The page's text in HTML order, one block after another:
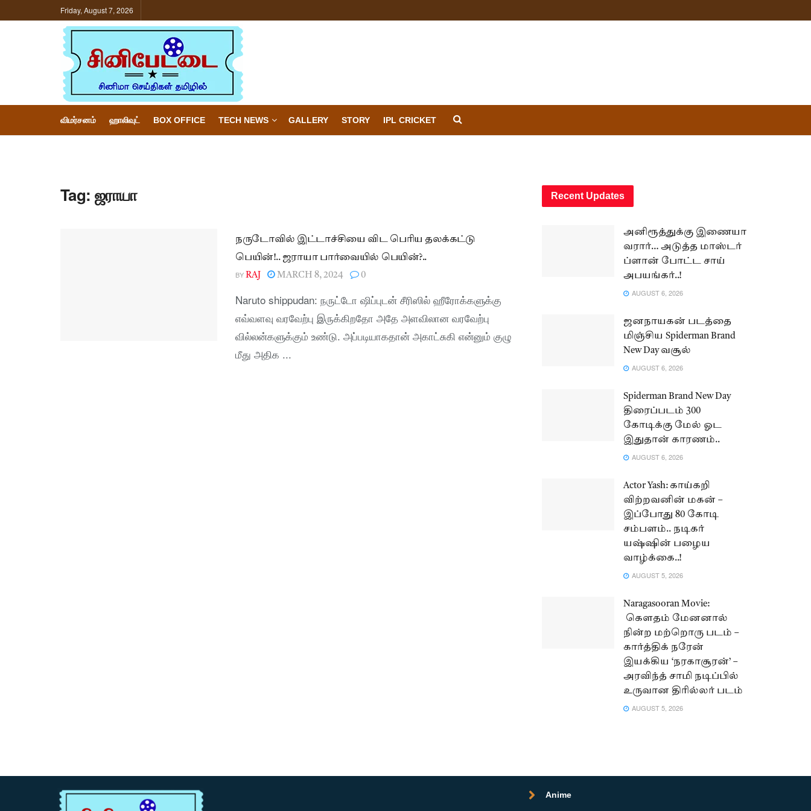
Friday, August 7, 2026
விமர்சனம் ஹாலிவுட் BOX OFFICE TECH NEWS GALLERY STORY IPL CRICKET
Tag:ஜராயா
நருடோவில் இட்டாச்சியை விட பெரிய தலக்கட்டு
பெயின்!.. ஜராயா பார்வையில் பெயின்?..
BY RAJ MARCH 8, 2024 0
Naruto shippudan: நருட்டோ ஷிப்புடன் சீரிஸில் ஹீரோக்களுக்கு
எவ்வளவு வரவேற்பு இருக்கிறதோ அதே அளவிலான வரவேற்பு
வில்லன்களுக்கும் உண்டு. அப்படியாகதான் அகாட்சுகி என்னும் குழு
மீது அதிக ...
Recent Updates
அனிரூத்துக்கு இணையா
வரார்… அடுத்த மாஸ்டர்
ப்ளான் போட்ட சாய்
அபயங்கர்..!
AUGUST 6, 2026
ஜனநாயகன் படத்தை
மிஞ்சிய Spiderman Brand
New Day வசூல்
AUGUST 6, 2026
Spiderman Brand New Day
திரைப்படம் 300
கோடிக்கு மேல் ஓட
இதுதான் காரணம்..
AUGUST 6, 2026
Actor Yash: காய்கறி
விற்றவனின் மகன் –
இப்போது 80 கோடி
சம்பளம்.. நடிகர்
யஷ்ஷின் பழைய
வாழ்க்கை..!
AUGUST 5, 2026
Naragasooran Movie:
கௌதம் மேனனால்
நின்ற மற்றொரு படம் –
கார்த்திக் நரேன்
இயக்கிய ‘நரகாசூரன்’ –
அரவிந்த் சாமி நடிப்பில்
உருவான திரில்லர் படம்
AUGUST 5, 2026
Anime